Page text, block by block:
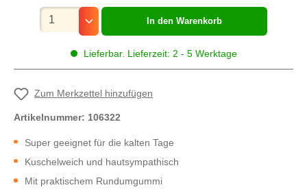
Lieferbar. Lieferzeit: 2 - 5 Werktage
Mengenauswahl
In den Warenkorb
Zum Merkzettel hinzufügen
Artikelnummer: 106322
Super geeignet für die kalten Tage
Kuschelweich und hautsympathisch
Mit praktischem Rundumgummi